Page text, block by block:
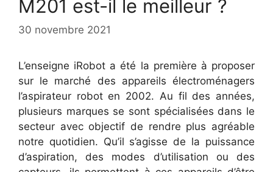
M201 est-il le meilleur ?
30 novembre 2021
L’enseigne iRobot a été la première à proposer
sur le marché des appareils électroménagers
l’aspirateur robot en 2002. Au fil des années,
plusieurs marques se sont spécialisées dans le
secteur avec objectif de rendre plus agréable
notre quotidien. Qu’il s’agisse de la puissance
d’aspiration, des modes d’utilisation ou des